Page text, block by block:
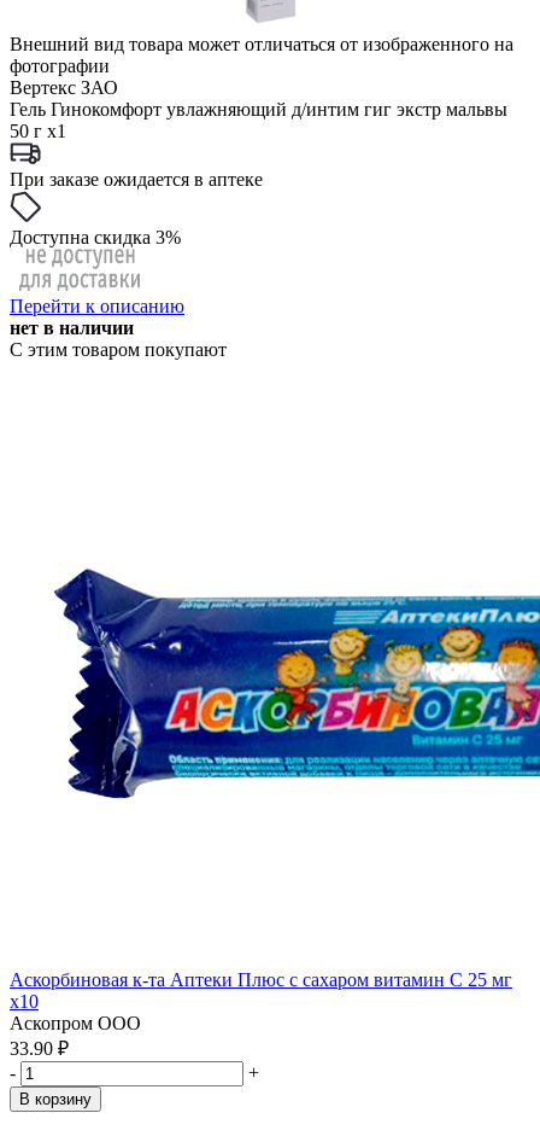
Внешний вид товара может отличаться от изображенного на
фотографии
Вертекс ЗАО
Гель Гинокомфорт увлажняющий д/интим гиг экстр мальвы
50 г x1
При заказе ожидается в аптеке
Доступна скидка 3%
Перейти к описанию
нет в наличии
С этим товаром покупают
Аскорбиновая к-та Аптеки Плюс с сахаром витамин С 25 мг
x10
Аскопром ООО
33.90 ₽
-
+
В корзину